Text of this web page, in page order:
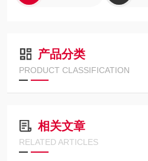
产品分类
PRODUCT CLASSIFICATION
相关文章
RELATED ARTICLES